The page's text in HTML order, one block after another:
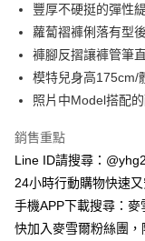
國泰世華商業銀行
臺灣中小企業銀行
匯豐（台灣）商業銀行
聯邦商業銀行
元大商業銀行
玉山商業銀行
台灣樂天信用卡公司
Apple Pay
街口支付
貨到付款
運送方式
全家取貨付款
豐厚不硬挺的彈性
蘿蔔褶褲俐落有型
褲腳反摺讓褲管筆
模特兒身高175cm/
照片中Model搭配
銷售重點
Line ID請搜尋：
24小時行動購物快速
手機APP下載搜尋：麥
快加入麥雪爾粉絲團